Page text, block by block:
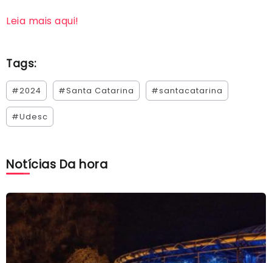
Leia mais aqui!
Tags:
#2024 #Santa Catarina #santacatarina
#Udesc
Notícias Da hora